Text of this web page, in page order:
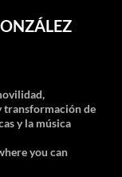
transformación de
y la música
you can